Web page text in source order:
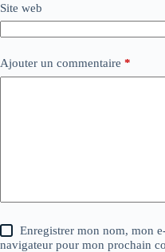
Site web
Ajouter un commentaire *
Enregistrer mon nom, mon
navigateur pour mon prochain